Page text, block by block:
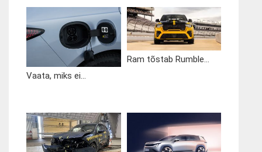
Vaata, miks ei...
Ram tõstab Rumble...